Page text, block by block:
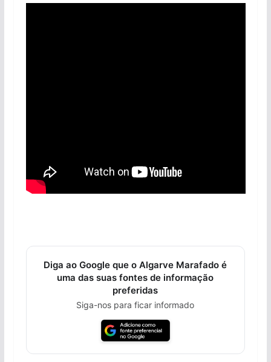
Diga ao Google que o Algarve Marafado é
uma das suas fontes de informação
preferidas
Siga-nos para ficar informado